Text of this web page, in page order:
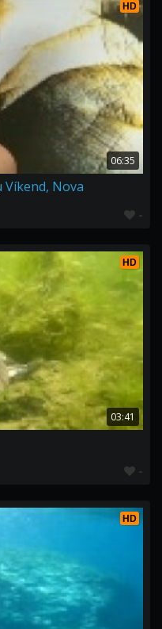
HD
06:35
Víkend, Nova
-
HD
03:41
-
HD